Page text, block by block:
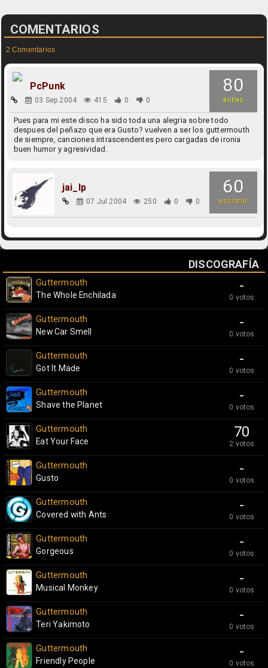
COMENTARIOS
2 Comentarios
80
BUENO
PcPunk
03 Sep 2004 415 0 0
Pues para mi este disco ha sido toda una alegria sobre todo
despues del peñazo que era Gusto? vuelven a ser los guttermouth
de siempre, canciones intrascendentes pero cargadas de ironia
buen humor y agresividad.
60
MEDIOCRE
jai_lp
07 Jul 2004 250 0 0
DISCOGRAFÍA
-
0 votos
Guttermouth
The Whole Enchilada
-
0 votos
Guttermouth
New Car Smell
-
0 votos
Guttermouth
Got It Made
-
0 votos
Guttermouth
Shave the Planet
70
2 votos
Guttermouth
Eat Your Face
-
0 votos
Guttermouth
Gusto
-
0 votos
Guttermouth
Covered with Ants
-
0 votos
Guttermouth
Gorgeous
-
0 votos
Guttermouth
Musical Monkey
-
0 votos
Guttermouth
Teri Yakimoto
-
0 votos
Guttermouth
Friendly People